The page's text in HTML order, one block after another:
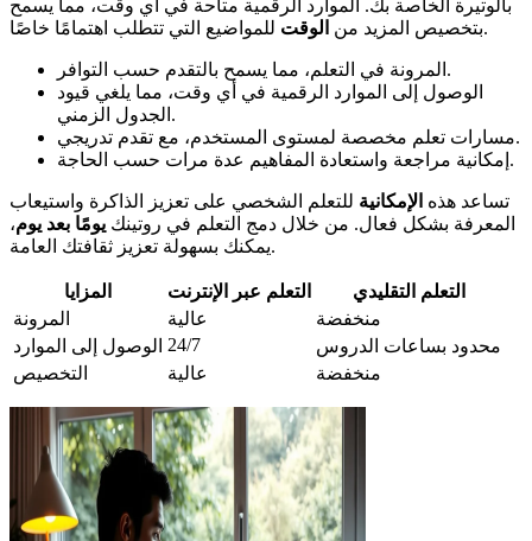
بالوتيرة الخاصة بك. الموارد الرقمية متاحة في أي وقت، مما يسمح
بتخصيص المزيد من الوقت للمواضيع التي تتطلب اهتمامًا خاصًا.
المرونة في التعلم، مما يسمح بالتقدم حسب التوافر.
الوصول إلى الموارد الرقمية في أي وقت، مما يلغي قيود
الجدول الزمني.
مسارات تعلم مخصصة لمستوى المستخدم، مع تقدم تدريجي.
إمكانية مراجعة واستعادة المفاهيم عدة مرات حسب الحاجة.
تساعد هذه الإمكانية للتعلم الشخصي على تعزيز الذاكرة واستيعاب
المعرفة بشكل فعال. من خلال دمج التعلم في روتينك يومًا بعد يوم،
يمكنك بسهولة تعزيز ثقافتك العامة.
المزايا التعلم عبر الإنترنت
التعلم التقليدي
المرونة
عالية
منخفضة
الوصول إلى الموارد 24/7
محدود بساعات الدروس
التخصيص
عالية منخفضة